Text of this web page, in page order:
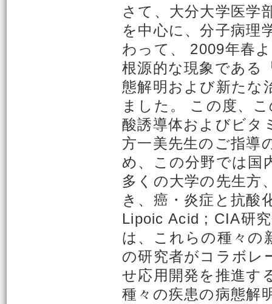
さて、大分大学医学
を中心に、分子病理
わって、 2009年春
根源的な現象である
態解明および新たな
ました。 この度、
酸誘導体およびビタ
方一美先生のご指導
め、この分野では国
多くの大学の先生方
き、癌・炎症と抗酸
Lipoic Acid ; CIA研
は、これらの種々の
の研究者がコラボレ
せ応用開発を推進す
種々の疾患の病態解